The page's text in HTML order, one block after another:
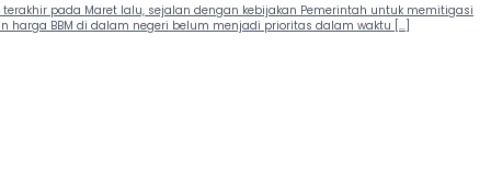
pada Maret lalu, sejalan dengan kebijakan Pemerintah untuk memitigasi
BBM di dalam negeri belum menjadi prioritas dalam waktu […]